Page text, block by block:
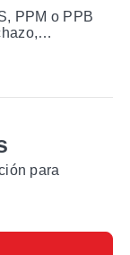
PPM o PPB
para